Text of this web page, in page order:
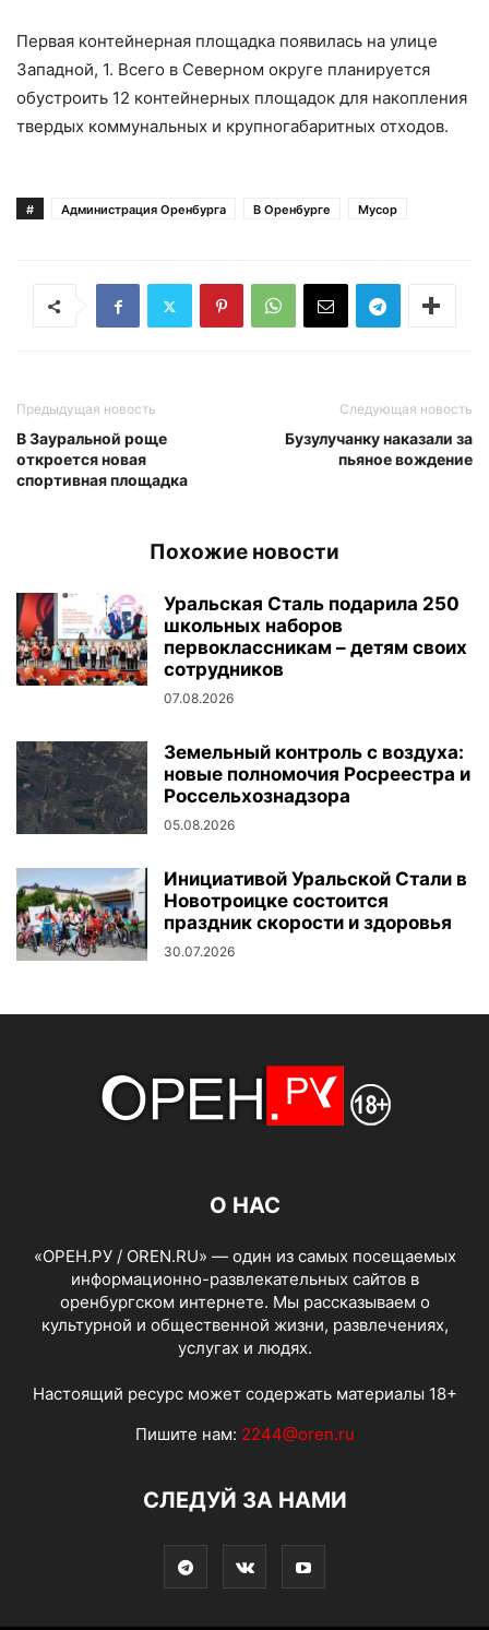
Первая контейнерная площадка появилась на улице
Западной, 1. Всего в Северном округе планируется
обустроить 12 контейнерных площадок для накопления
твердых коммунальных и крупногабаритных отходов.
# Администрация Оренбурга В Оренбурге Мусор
Предыдущая новость
В Зауральной роще
откроется новая
спортивная площадка
Следующая новость
Бузулучанку наказали за
пьяное вождение
Похожие новости
Уральская Сталь подарила 250
школьных наборов
первоклассникам – детям своих
сотрудников
07.08.2026
Земельный контроль с воздуха:
новые полномочия Росреестра и
Россельхознадзора
05.08.2026
Инициативой Уральской Стали в
Новотроицке состоится
праздник скорости и здоровья
30.07.2026
О НАС
«ОРЕН.РУ / OREN.RU» — один из самых посещаемых
информационно-развлекательных сайтов в
оренбургском интернете. Мы рассказываем о
культурной и общественной жизни, развлечениях,
услугах и людях.
Настоящий ресурс может содержать материалы 18+
Пишите нам: 2244@oren.ru
СЛЕДУЙ ЗА НАМИ